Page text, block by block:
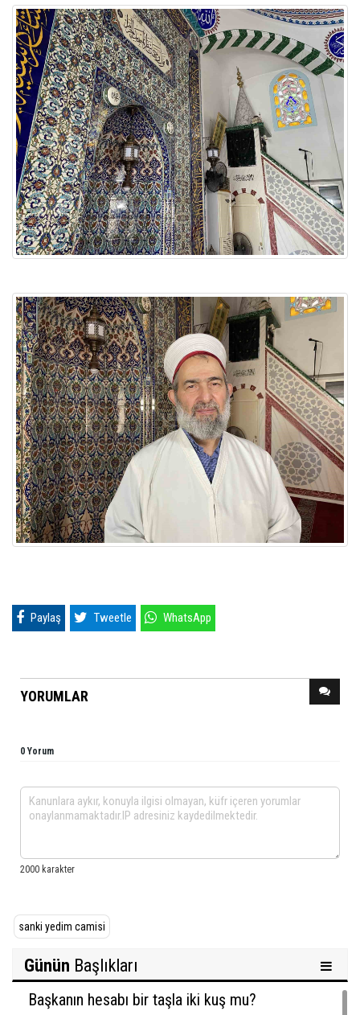
Paylaş Tweetle WhatsApp
YORUMLAR
0 Yorum
sanki yedim camisi
Günün Başlıkları
Başkanın hesabı bir taşla iki kuş mu?